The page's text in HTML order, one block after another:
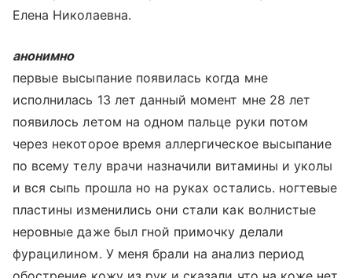
Елена Николаевна.
анонимно
первые высыпание появилась когда мне
исполнилась 13 лет данный момент мне 28 лет
появилось летом на одном пальце руки потом
через некоторое время аллергическое высыпание
по всему телу врачи назначили витамины и уколы
и вся сыпь прошла но на руках остались. ногтевые
пластины изменились они стали как волнистые
неровные даже был гной примочку делали
фурацилином. У меня брали на анализ период